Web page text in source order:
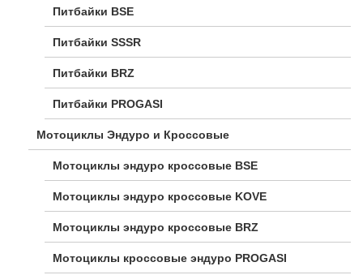
Питбайки BSE
Питбайки SSSR
Питбайки BRZ
Питбайки PROGASI
Мотоциклы Эндуро и Кроссовые
Мотоциклы эндуро кроссовые BSE
Мотоциклы эндуро кроссовые KOVE
Мотоциклы эндуро кроссовые BRZ
Мотоциклы кроссовые эндуро PROGASI